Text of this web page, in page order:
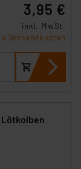
3,95 €
inkl. MwSt.
Versandkosten